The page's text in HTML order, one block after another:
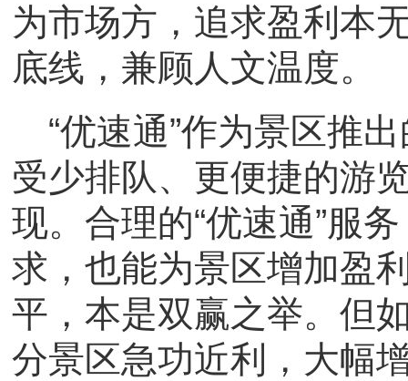
为市场方，追求盈利本
底线，兼顾人文温度。
“优速通”作为景区推
受少排队、更便捷的游
现。合理的“优速通”服
求，也能为景区增加盈
平，本是双赢之举。但
分景区急功近利，大幅